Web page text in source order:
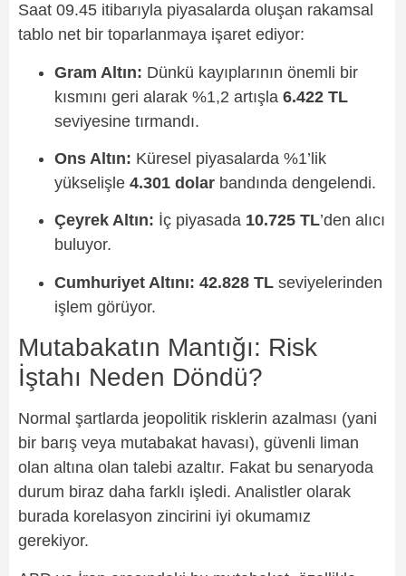
Saat 09.45 itibarıyla piyasalarda oluşan rakamsal
tablo net bir toparlanmaya işaret ediyor:
Gram Altın: Dünkü kayıplarının önemli bir
kısmını geri alarak %1,2 artışla 6.422 TL
seviyesine tırmandı.
Ons Altın: Küresel piyasalarda %1’lik
yükselişle 4.301 dolar bandında dengelendi.
Çeyrek Altın: İç piyasada 10.725 TL’den alıcı
buluyor.
Cumhuriyet Altını: 42.828 TL seviyelerinden
işlem görüyor.
Mutabakatın Mantığı: Risk
İştahı Neden Döndü?
Normal şartlarda jeopolitik risklerin azalması (yani
bir barış veya mutabakat havası), güvenli liman
olan altına olan talebi azaltır. Fakat bu senaryoda
durum biraz daha farklı işledi. Analistler olarak
burada korelasyon zincirini iyi okumamız
gerekiyor.